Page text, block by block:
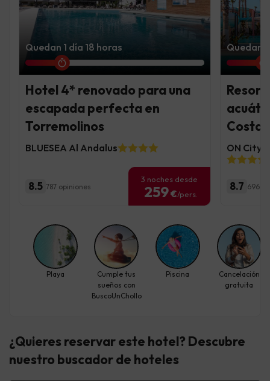
Quedan 1 día 18 horas
Hotel 4* renovado para una
escapada perfecta en
Torremolinos
BLUESEA Al Andalus
8.5 787 opiniones
3 noches desde
259€/pers.
Quedan
Resort
Costa
ON City
8.7 696
Playa
Cumple tus
sueños con
BuscoUnChollo
Piscina
Cancelación
gratuita
¿Quieres reservar este hotel? Descubre
nuestro buscador de hoteles